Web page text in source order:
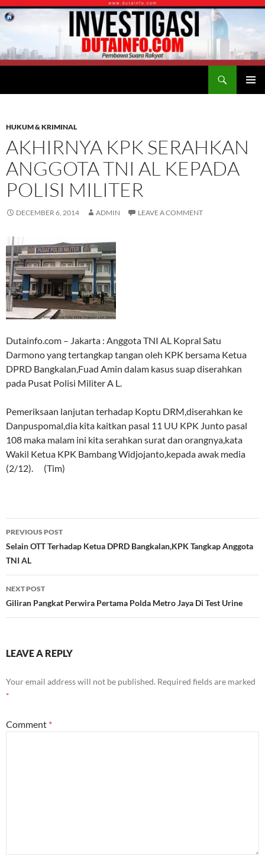
HUKUM & KRIMINAL
AKHIRNYA KPK SERAHKAN
ANGGOTA TNI AL KEPADA
POLISI MILITER
DECEMBER 6, 2014 ADMIN LEAVE A COMMENT
Dutainfo.com – Jakarta : Anggota TNI AL Kopral Satu
Darmono yang tertangkap tangan oleh KPK bersama Ketua
DPRD Bangkalan,Fuad Amin dalam kasus suap diserahkan
pada Pusat Polisi Militer A L.
Pemeriksaan lanjutan terhadap Koptu DRM,diserahkan ke
Danpuspomal,dia kita kaitkan pasal 11 UU KPK Junto pasal
108 maka malam ini kita serahkan surat dan orangnya,kata
Wakil Ketua KPK Bambang Widjojanto,kepada awak media
(2/12). (Tim)
Post
navigation
PREVIOUS POST
Selain OTT Terhadap Ketua DPRD Bangkalan,KPK Tangkap Anggota
TNI AL
NEXT POST
Giliran Pangkat Perwira Pertama Polda Metro Jaya Di Test Urine
LEAVE A REPLY
Your email address will not be published. Required fields are marked
*
Comment *